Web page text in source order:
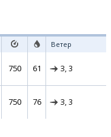
Ветер
750 61 З, 3
750 76 З, 3